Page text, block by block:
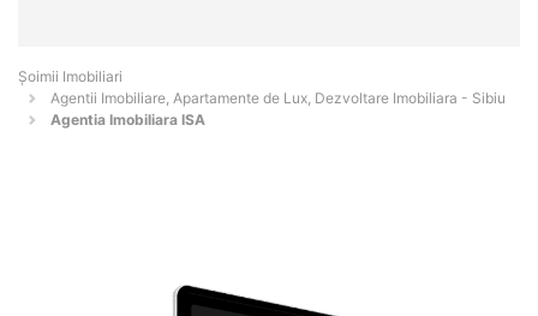
Șoimii Imobiliari
Agentii Imobiliare, Apartamente de Lux, Dezvoltare Imobiliara - Sibiu
Agentia Imobiliara ISA